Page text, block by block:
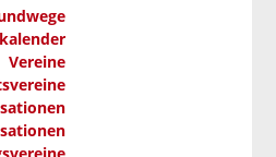
Vereine